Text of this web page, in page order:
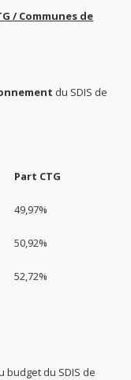
/ Communes de
du SDIS de
Part CTG
49,97%
50,92%
52,72%
budget du SDIS de